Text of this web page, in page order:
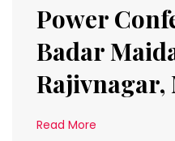
Power
Badar
Rajivnagar,
Read More